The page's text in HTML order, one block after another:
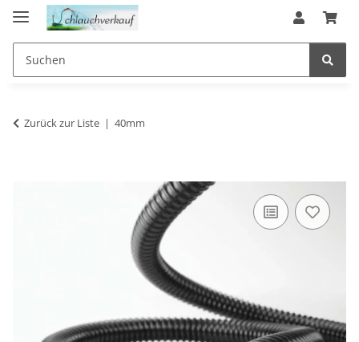
Zurück zur Liste 40mm